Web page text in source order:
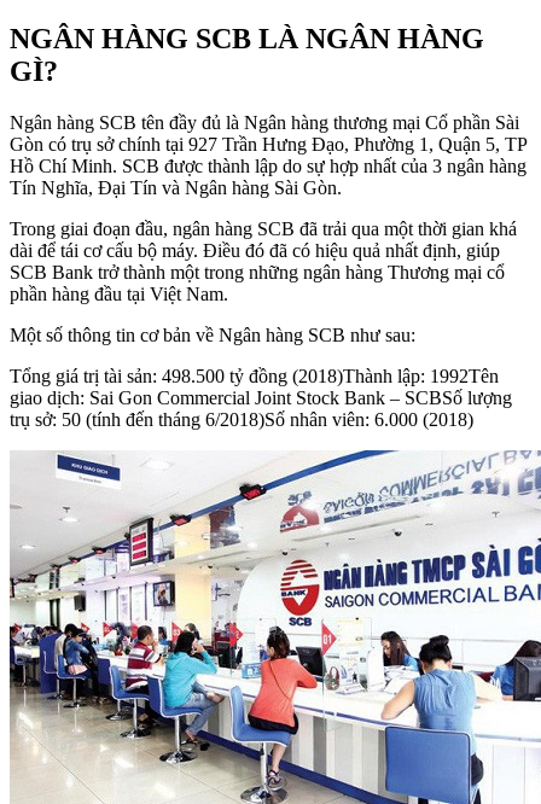
NGÂN HÀNG SCB LÀ NGÂN HÀNG
GÌ?
Ngân hàng SCB tên đầy đủ là Ngân hàng thương mại Cổ phần Sài
Gòn có trụ sở chính tại 927 Trần Hưng Đạo, Phường 1, Quận 5, TP
Hồ Chí Minh. SCB được thành lập do sự hợp nhất của 3 ngân hàng
Tín Nghĩa, Đại Tín và Ngân hàng Sài Gòn.
Trong giai đoạn đầu, ngân hàng SCB đã trải qua một thời gian khá
dài để tái cơ cấu bộ máy. Điều đó đã có hiệu quả nhất định, giúp
SCB Bank trở thành một trong những ngân hàng Thương mại cổ
phần hàng đầu tại Việt Nam.
Một số thông tin cơ bản về Ngân hàng SCB như sau:
Tổng giá trị tài sản: 498.500 tỷ đồng (2018)Thành lập: 1992Tên
giao dịch: Sai Gon Commercial Joint Stock Bank – SCBSố lượng
trụ sở: 50 (tính đến tháng 6/2018)Số nhân viên: 6.000 (2018)